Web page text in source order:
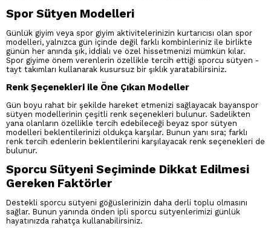
Spor Sütyen Modelleri
Günlük giyim veya spor giyim aktivitelerinizin kurtarıcısı olan spor
modelleri, yalnızca gün içinde değil farklı kombinleriniz ile birlikte
günün her anında şık, iddialı ve özel hissetmenizi mümkün kılar.
Spor giyime önem verenlerin özellikle tercih ettiği sporcu sütyen -
tayt takımları kullanarak kusursuz bir şıklık yaratabilirsiniz.
Renk Şeçenekleri ile Öne Çıkan Modeller
Gün boyu rahat bir şekilde hareket etmenizi sağlayacak bayanspor
sütyen modellerinin çeşitli renk seçenekleri bulunur. Sadelikten
yana olanların özellikle tercih edebileceği beyaz spor sütyen
modelleri beklentilerinizi oldukça karşılar. Bunun yanı sıra; farklı
renk tercih edenlerin beklentilerini karşılayacak renk seçenekleri de
bulunur.
Sporcu Sütyeni Seçiminde Dikkat Edilmesi
Gereken Faktörler
Destekli sporcu sütyeni göğüslerinizin daha derli toplu olmasını
sağlar. Bunun yanında önden ipli sporcu sütyenlerimizi günlük
hayatınızda rahatça kullanabilirsiniz.